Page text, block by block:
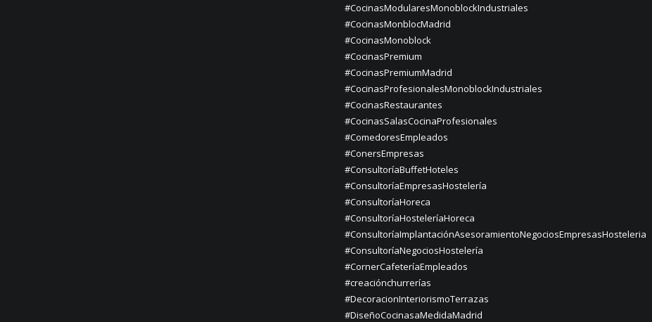
#CocinasModularesMonoblockIndustriales
#CocinasMonblocMadrid
#CocinasMonoblock
#CocinasPremium
#CocinasPremiumMadrid
#CocinasProfesionalesMonoblockIndustriales
#CocinasRestaurantes
#CocinasSalasCocinaProfesionales
#ComedoresEmpleados
#ConersEmpresas
#ConsultoríaBuffetHoteles
#ConsultoríaEmpresasHostelería
#ConsultoríaHoreca
#ConsultoríaHosteleríaHoreca
#ConsultoríaImplantaciónAsesoramientoNegociosEmpresasHosteleria
#ConsultoríaNegociosHostelería
#CornerCafeteríaEmpleados
#creaciónchurrerías
#DecoracionInteriorismoTerrazas
#DiseñoCocinasaMedidaMadrid